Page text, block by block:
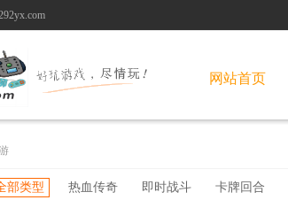
网站首页
部类型 热血传奇 即时战斗 卡牌回合